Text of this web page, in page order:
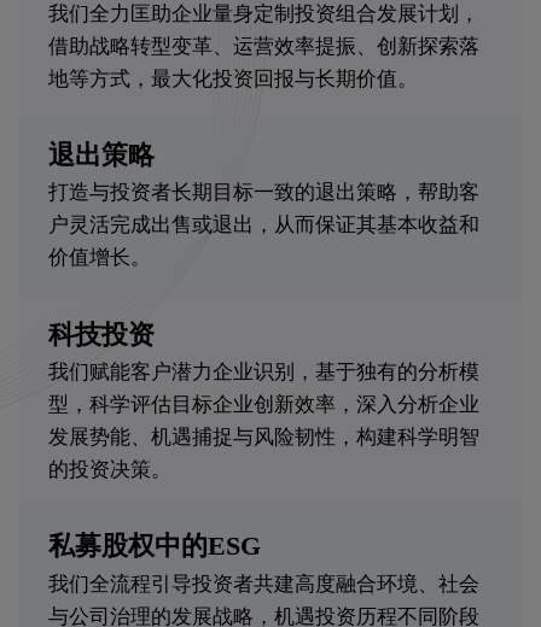
我们全力匡助企业量身定制投资组合发展计划，
借助战略转型变革、运营效率提振、创新探索落
地等方式，最大化投资回报与长期价值。
退出策略
打造与投资者长期目标一致的退出策略，帮助客
户灵活完成出售或退出，从而保证其基本收益和
价值增长。
科技投资
我们赋能客户潜力企业识别，基于独有的分析模
型，科学评估目标企业创新效率，深入分析企业
发展势能、机遇捕捉与风险韧性，构建科学明智
的投资决策。
私募股权中的ESG
我们全流程引导投资者共建高度融合环境、社会
与公司治理的发展战略，机遇投资历程不同阶段